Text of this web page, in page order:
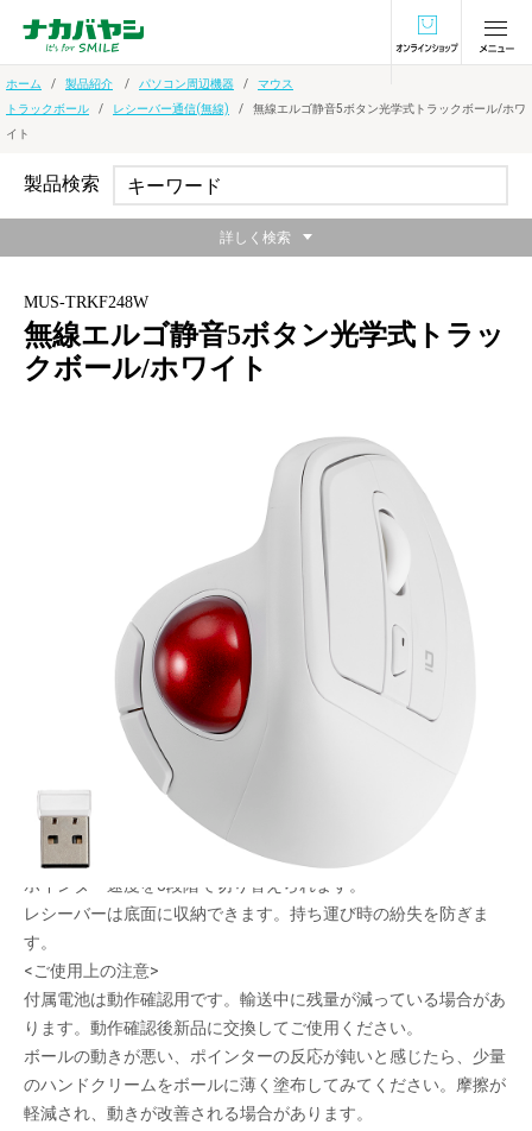
オンラインショ
ホーム 製品紹介 パソコン周辺機器
マウス
トラックボール
レシーバー通信(無線)
無線エルゴ静音5ボタン光学式トラックボール/ホワ
イト
MUS-TRKF248W
無線エルゴ静音5ボタン光学式トラッ
クボール/ホワイト
人間工学デザインでリラックス操作
メーカー希望小売価格：
+ 税
大きく傾いたエルゴノミクス形状。手首の捩れを軽減します。
静音仕様。左右には300万回の耐久テストをクリアしたスイッチ
を採用。※ホイールボタンは非静音仕様。
「進む」「戻る」ボタンでWeb操作快適。
「ホイール・進む・戻る」ボタンをカスタマイズできる[Digio2
Mouse Setting]対応(Windows、Macのみ)。
ポインター速度を3段階で切り替えられます。
レシーバーは底面に収納できます。持ち運び時の紛失を防ぎま
す。
<ご使用上の注意>
付属電池は動作確認用です。輸送中に残量が減っている場合があ
ります。動作確認後新品に交換してご使用ください。
ボールの動きが悪い、ポインターの反応が鈍いと感じたら、少量
のハンドクリームをボールに薄く塗布してみてください。摩擦が
軽減され、動きが改善される場合があります。
製品検索
詳しく検索